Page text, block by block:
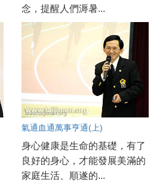
念，提醒人們溽暑...
氣通血通萬事亨通(上)
身心健康是生命的基礎，有了
良好的身心，才能發展美滿的
家庭生活、順遂的...